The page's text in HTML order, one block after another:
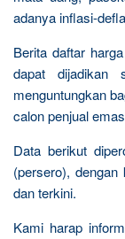
adanya inflasi-
Berita daftar
dapat dijadikan
menguntungkan
calon penjual
Data berikut
(persero),
dan terkini.
Kami harap